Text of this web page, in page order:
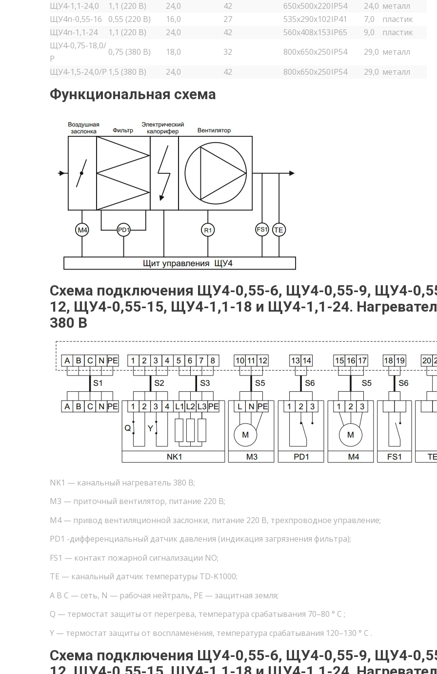
ЩУ4-1,1-24,0
1,1 (220 В) 24,0 42 650х500х220IP54 24,0 металл
ЩУ4п-0,55-16
0,55 (220 В) 16,0 27 535х290х102IP41 7,0
пластик
ЩУ4п-1,1-24
1,1 (220 В) 24,0 42 560х408х153IP65 9,0
пластик
ЩУ4-0,75-18,0/
Р
0,75 (380 В) 18,0 32 800х650х250IP54 29,0 металл
ЩУ4-1,5-24,0/Р 1,5 (380 В) 24,0 42 800х650х250IP54 29,0 металл
Функциональная схема
Схема подключения ЩУ4-0,55-6, ЩУ4-0,55-9, ЩУ4-
12, ЩУ4-0,55-15, ЩУ4-1,1-18 и ЩУ4-1,1-24.
380 В
NK1 — канальный нагреватель 380 В;
М3 — приточный вентилятор, питание 220 В;
М4 — привод вентиляционной заслонки, питание 220 В, трехпроводное управление;
PD1 -дифференциальный датчик давления (индикация загрязнения фильтра);
FS1 — контакт пожарной сигнализации NO;
ТЕ — канальный датчик температуры TD-K1000;
А В С — сеть, N — рабочая нейтраль, PE — защитная земля;
Q — термостат защиты от перегрева, температура срабатывания 70–80 ° С ;
Y — термостат защиты от воспламенения, температура срабатывания 120–130 ° С .
Схема подключения ЩУ4-0,55-6, ЩУ4-0,55-9, ЩУ4-